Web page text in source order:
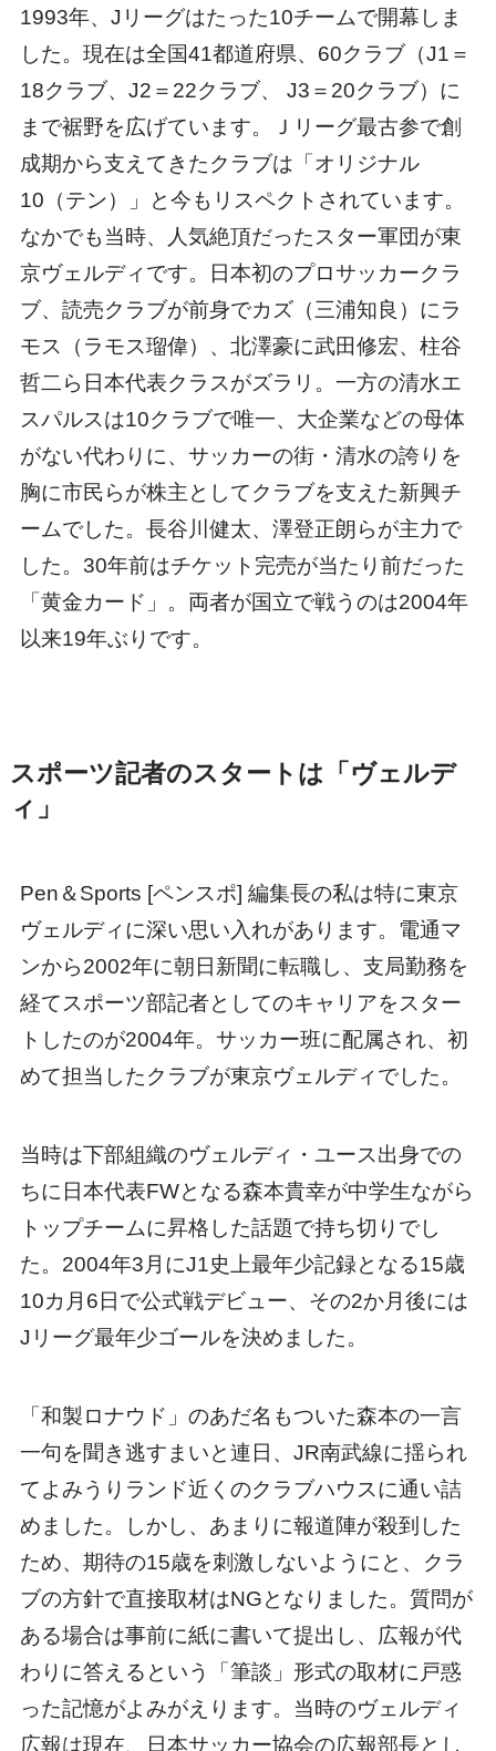
1993年、Jリーグはたった10チームで開幕しま
した。現在は全国41都道府県、60クラブ（J1＝
18クラブ、J2＝22クラブ、 J3＝20クラブ）に
まで裾野を広げています。Ｊリーグ最古参で創
成期から支えてきたクラブは「オリジナル
10（テン）」と今もリスペクトされています。
なかでも当時、人気絶頂だったスター軍団が東
京ヴェルディです。日本初のプロサッカークラ
ブ、読売クラブが前身でカズ（三浦知良）にラ
モス（ラモス瑠偉）、北澤豪に武田修宏、柱谷
哲二ら日本代表クラスがズラリ。一方の清水エ
スパルスは10クラブで唯一、大企業などの母体
がない代わりに、サッカーの街・清水の誇りを
胸に市民らが株主としてクラブを支えた新興チ
ームでした。長谷川健太、澤登正朗らが主力で
した。30年前はチケット完売が当たり前だった
「黄金カード」。両者が国立で戦うのは2004年
以来19年ぶりです。
スポーツ記者のスタートは「ヴェルデ
ィ」
Pen＆Sports [ペンスポ] 編集長の私は特に東京
ヴェルディに深い思い入れがあります。電通マ
ンから2002年に朝日新聞に転職し、支局勤務を
経てスポーツ部記者としてのキャリアをスター
トしたのが2004年。サッカー班に配属され、初
めて担当したクラブが東京ヴェルディでした。
当時は下部組織のヴェルディ・ユース出身での
ちに日本代表FWとなる森本貴幸が中学生ながら
トップチームに昇格した話題で持ち切りでし
た。2004年3月にJ1史上最年少記録となる15歳
10カ月6日で公式戦デビュー、その2か月後には
Jリーグ最年少ゴールを決めました。
「和製ロナウド」のあだ名もついた森本の一言
一句を聞き逃すまいと連日、JR南武線に揺られ
てよみうりランド近くのクラブハウスに通い詰
めました。しかし、あまりに報道陣が殺到した
ため、期待の15歳を刺激しないようにと、クラ
ブの方針で直接取材はNGとなりました。質問が
ある場合は事前に紙に書いて提出し、広報が代
わりに答えるという「筆談」形式の取材に戸惑
った記憶がよみがえります。当時のヴェルディ
広報は現在、日本サッカー協会の広報部長とし